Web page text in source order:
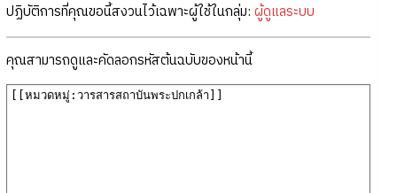
ปฏิบัติการที่คุณขอนี้สงวนไว้เฉพาะผู้ใช้ในกลุ่ม: ผู้ดูแลระบบ
คุณสามารถดูและคัดลอกรหัสต้นฉบับของหน้านี้